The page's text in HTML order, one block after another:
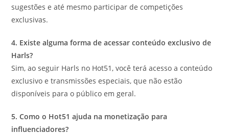
sugestões e até mesmo participar de competições
exclusivas.
4. Existe alguma forma de acessar conteúdo exclusivo de
Harls?
Sim, ao seguir Harls no Hot51, você terá acesso a conteúdo
exclusivo e transmissões especiais, que não estão
disponíveis para o público em geral.
5. Como o Hot51 ajuda na monetização para
influenciadores?